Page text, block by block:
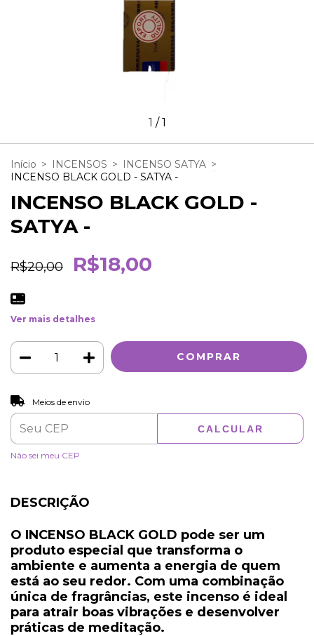
1 /1
Início > INCENSOS > INCENSO SATYA >
INCENSO BLACK GOLD - SATYA -
INCENSO BLACK GOLD -
SATYA -
R$20,00 R$18,00
Ver mais detalhes
Entregas para o CEP:
Meios de envio
CALCULAR
Não sei meu CEP
DESCRIÇÃO
O INCENSO BLACK GOLD pode ser um
produto especial que transforma o
ambiente e aumenta a energia de quem
está ao seu redor. Com uma combinação
única de fragrâncias, este incenso é ideal
para atrair boas vibrações e desenvolver
práticas de meditação.